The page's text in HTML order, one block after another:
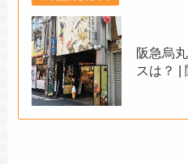
阪急烏
スは？ |